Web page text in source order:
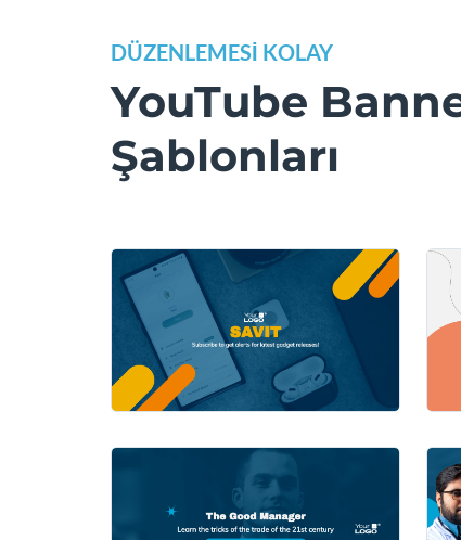
DÜZENLEMESİ KOLAY
YouTube
Şablonları